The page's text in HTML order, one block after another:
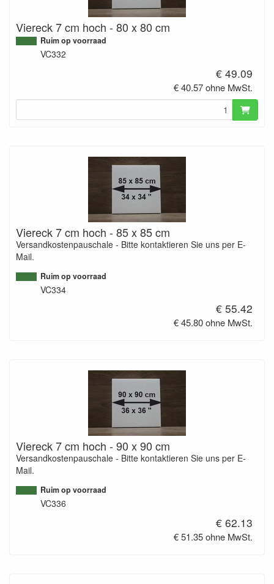
Viereck 7 cm hoch - 80 x 80 cm
Ruim op voorraad
VC332
€ 49.09
€ 40.57 ohne MwSt.
Viereck 7 cm hoch - 85 x 85 cm
Versandkostenpauschale - Bitte kontaktieren Sie uns per E-
Mail.
Ruim op voorraad
VC334
€ 55.42
€ 45.80 ohne MwSt.
Viereck 7 cm hoch - 90 x 90 cm
Versandkostenpauschale - Bitte kontaktieren Sie uns per E-
Mail.
Ruim op voorraad
VC336
€ 62.13
€ 51.35 ohne MwSt.